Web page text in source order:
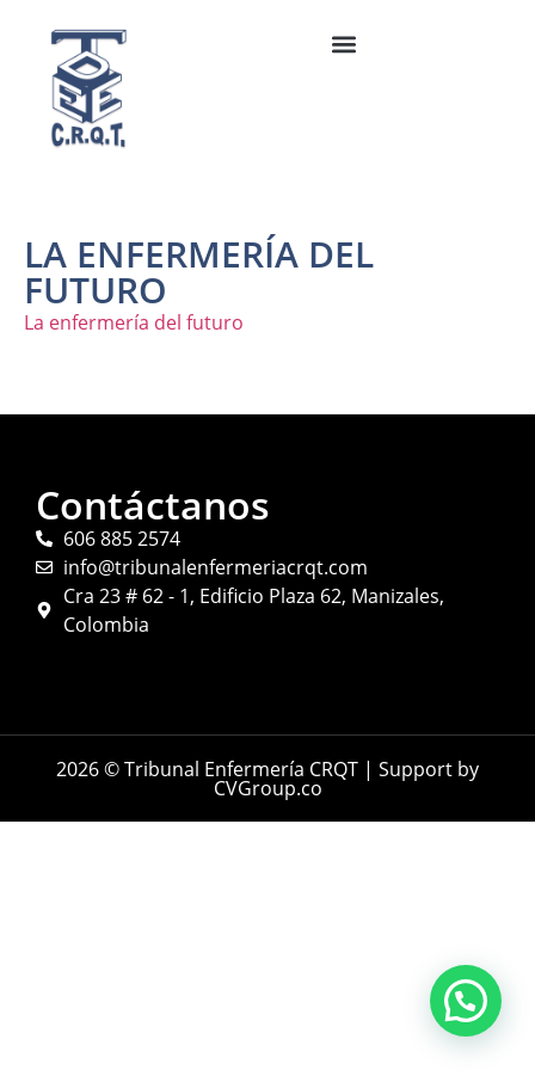
LA ENFERMERÍA DEL
FUTURO
La enfermería del futuro
Contáctanos
606 885 2574
info@tribunalenfermeriacrqt.com
Cra 23 # 62 - 1, Edificio Plaza 62, Manizales,
Colombia
2026 © Tribunal Enfermería CRQT | Support by
CVGroup.co